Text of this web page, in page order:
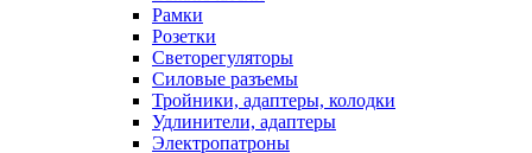
Рамки
Розетки
Светорегуляторы
Силовые разъемы
Тройники, адаптеры, колодки
Удлинители, адаптеры
Электропатроны